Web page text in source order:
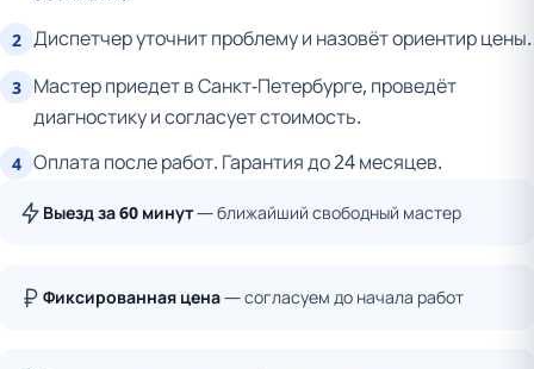
2 Диспетчер уточнит проблему и назовёт ориентир цены.
3 Мастер приедет в Санкт-Петербурге, проведёт
диагностику и согласует стоимость.
4 Оплата после работ. Гарантия до 24 месяцев.
Выезд за 60 минут— ближайший свободный мастер
Фиксированная цена— согласуем до начала работ